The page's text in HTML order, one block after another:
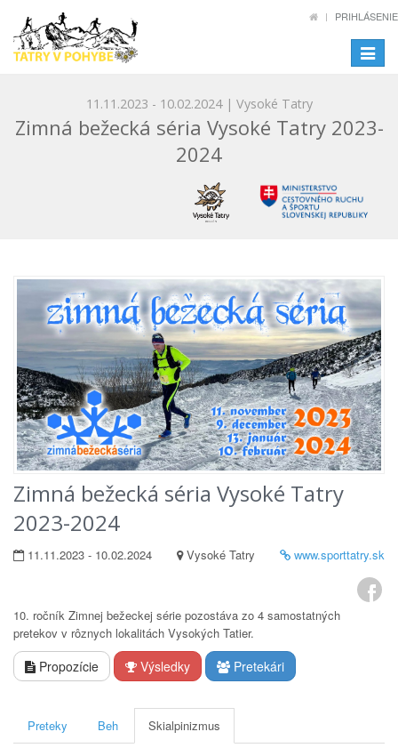
PRIHLÁSENIE
Toggle
11.11.2023 - 10.02.2024 | Vysoké Tatry
Zimná bežecká séria Vysoké Tatry 2023-
2024
Zimná bežecká séria Vysoké Tatry
2023-2024
11.11.2023 - 10.02.2024 Vysoké Tatry www.sporttatry.sk
10. ročník Zimnej bežeckej série pozostáva zo 4 samostatných
pretekov v rôznych lokalitách Vysokých Tatier.
Propozície Výsledky Pretekári
Preteky Beh Skialpinizmus